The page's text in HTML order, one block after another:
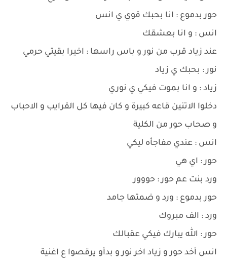
حور بدموع : انا بحبك قوي ي انس
انس : و انا بعشقك
عند زياد قرب من نور و باس راسها : اخيرا بقيتي حرمي
نور : بحبك ي زياد
زياد : و انا بموت فيكي ي نوري
دخلوا الاتنين قاعه كبيرة و كان فيها كل القرايب و الاحباب
و صحاب حور من الكلية
انس : عندي مفاجأه ليكي
حور : اي هي
ورد بنت عم حور : حووور
حور بدموع : ورد و ضمتها جامد
ورد : الف مبروك
حور : الله يبارك فيكي عقبالك
انس أخد حور و زياد اخر نور و بدأو يرقصوا ع اغنية